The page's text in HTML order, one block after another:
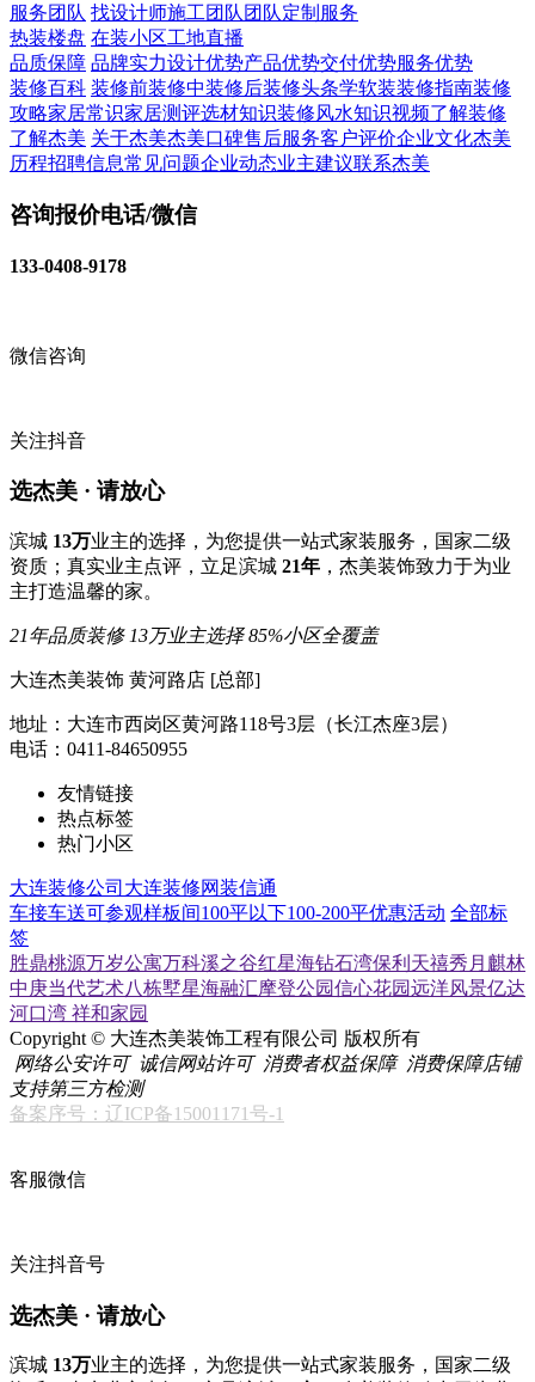
服务团队 找设计师施工团队 团队定制服务
热装楼盘 在装小区工地直播
品质保障 品牌实力设计优势产品优势交付优势服务优势
装修百科 装修前装修中装修后装修头条学软装装修指南装修
攻略家居常识家居测评选材知识装修风水知识视频了解装修
了解杰美 关于杰美杰美口碑售后服务客户评价企业文化杰美
历程招聘信息常见问题企业动态业主建议联系杰美
咨询报价电话/微信
133-0408-9178
微信咨询
关注抖音
选杰美 · 请放心
滨城 13万业主的选择，为您提供一站式家装服务，国家二级
资质；真实业主点评，立足滨城 21年 ，杰美装饰致力于为业
主打造温馨的家。
21年品质装修 13万业主选择 85%小区全覆盖
大连杰美装饰 黄河路店 [总部]
地址：大连市西岗区黄河路118号3层（长江杰座3层）
电话：0411-84650955
友情链接
热点标签
热门小区
大连装修公司 大连装修网装信通
车接车送可参观样板间100平以下100-200平优惠活动 全部标
签
胜鼎桃源万岁公寓万科溪之谷红星海钻石湾保利天禧秀月麒林
中庚当代艺术八栋墅星海融汇摩登公园信心花园远洋风景亿达
河口湾 祥和家园
Copyright © 大连杰美装饰工程有限公司 版权所有
网络公安许可 诚信网站许可 消费者权益保障 消费保障店铺
支持第三方检测
备案序号：辽ICP备15001171号-1
客服微信
关注抖音号
选杰美 · 请放心
滨城 13万业主的选择，为您提供一站式家装服务，国家二级